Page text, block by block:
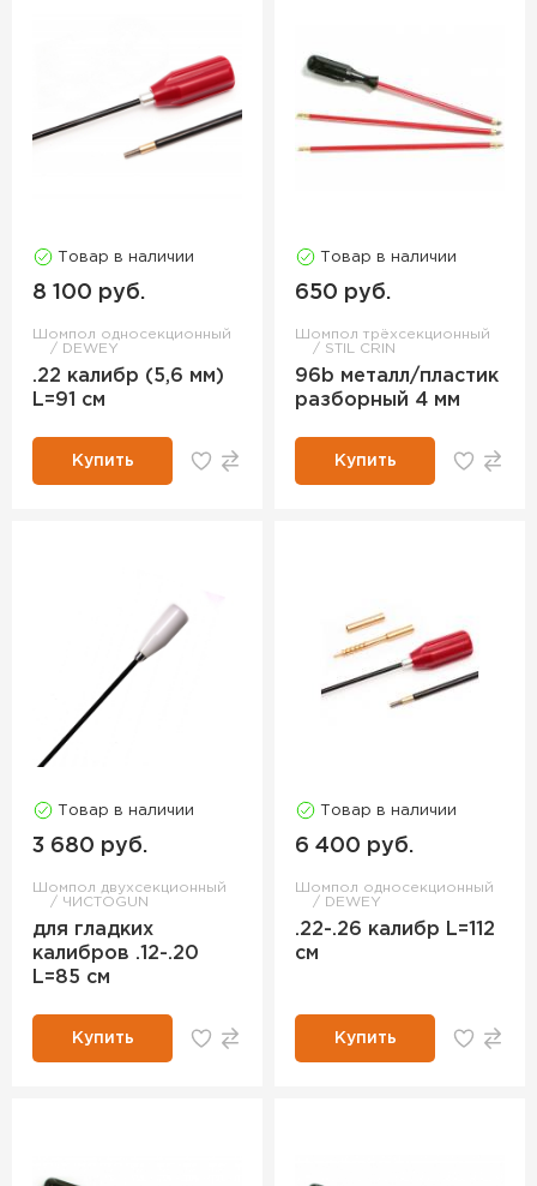
Товар в наличии
8 100 руб.
Шомпол односекционный
DEWEY
.22 калибр (5,6 мм)
L=91 см
Купить
Товар в наличии
650 руб.
Шомпол трёхсекционный
STIL CRIN
96b металл/пластик
разборный 4 мм
Купить
Товар в наличии
3 680 руб.
Шомпол двухсекционный
ЧИСТОGUN
для гладких
калибров .12-.20
L=85 см
Купить
Товар в наличии
6 400 руб.
Шомпол односекционный
DEWEY
.22-.26 калибр L=112
см
Купить